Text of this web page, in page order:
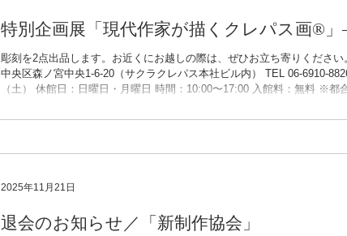
特別企画展「現代作家が描くクレパス画®
彫刻を2点出品します。お近くにお越しの際は、ぜひお立ち寄りくださ
中央区森ノ宮中央1-6-20（サクラクレパス本社ビル内） TEL 06-6910-
（土） 休館日：日曜日・月曜日 時間：10:00〜17:00 入館料：無料 ※都
®には、その後は再び手にすることなく、子どものお絵かき用というイ
の手にかかると、描画材料の特性を十全にいかした技法が編み出され、
ったいま、再びクレパスに挑戦していただきました。普段から得意とする
退会のお知らせ／「新制作協会」
2025年11月21日